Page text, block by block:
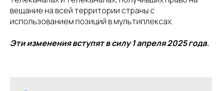
вещание на всей территории страны с
использованием позиций в мультиплексах.
Эти изменения вступят в силу 1 апреля 2025 года.